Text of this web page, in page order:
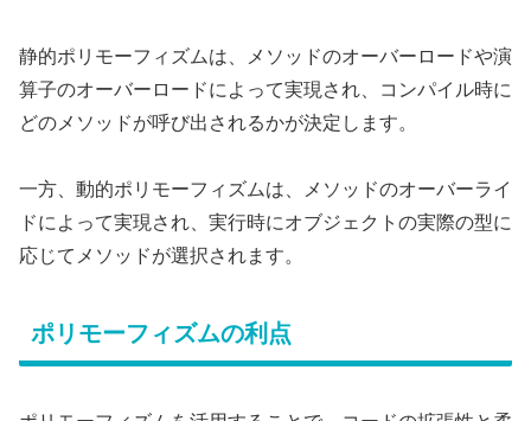
静的ポリモーフィズムは、メソッドのオーバーロードや演
算子のオーバーロードによって実現され、コンパイル時に
どのメソッドが呼び出されるかが決定します。
一方、動的ポリモーフィズムは、メソッドのオーバーライ
ドによって実現され、実行時にオブジェクトの実際の型に
応じてメソッドが選択されます。
ポリモーフィズムの利点